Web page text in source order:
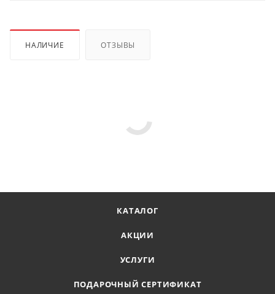
НАЛИЧИЕ ОТЗЫВЫ
КАТАЛОГ
АКЦИИ
УСЛУГИ
ПОДАРОЧНЫЙ СЕРТИФИКАТ